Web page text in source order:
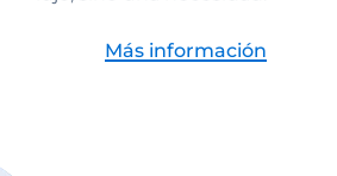
Más información